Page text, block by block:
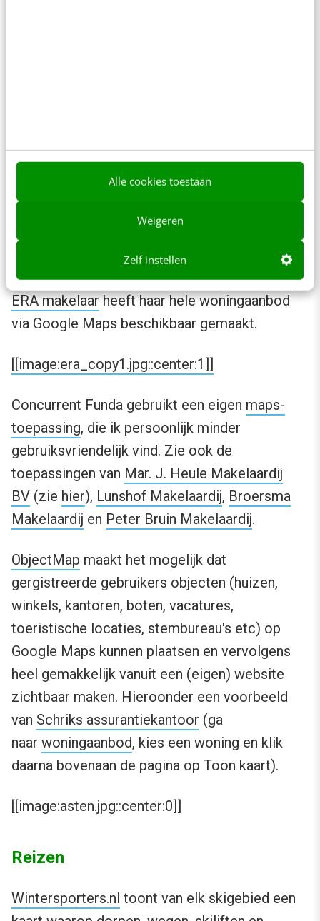
Alle cookies toestaan
Weigeren
Zelf instellen
kaart naar een restaurant op zoek te gaan.
[[image:dinnersite.jpg::center:1]]
Onroerend goed
ERA makelaarheeft haar hele woningaanbod
via Google Maps beschikbaar gemaakt.
[[image:era_copy1.jpg::center:1]]
Concurrent Funda gebruikt een eigen maps-
toepassing, die ik persoonlijk minder
gebruiksvriendelijk vind. Zie ook de
toepassingen van Mar. J. Heule Makelaardij
BV (zie hier), Lunshof Makelaardij, Broersma
Makelaardij en Peter Bruin Makelaardij.
ObjectMap maakt het mogelijk dat
gergistreerde gebruikers objecten (huizen,
winkels, kantoren, boten, vacatures,
toeristische locaties, stembureau's etc) op
Google Maps kunnen plaatsen en vervolgens
heel gemakkelijk vanuit een (eigen) website
zichtbaar maken. Hieroonder een voorbeeld
van Schriks assurantiekantoor (ga
naar woningaanbod, kies een woning en klik
daarna bovenaan de pagina op Toon kaart).
[[image:asten.jpg::center:0]]
Reizen
Wintersporters.nl toont van elk skigebied een